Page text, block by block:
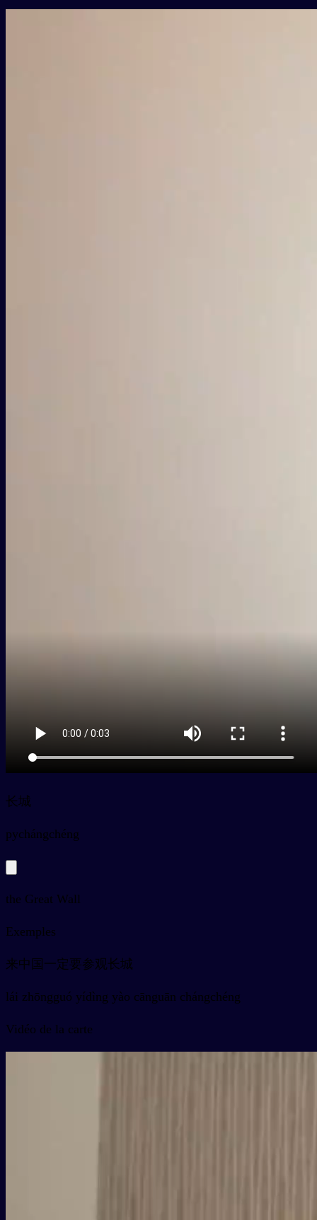
长城
pychángchéng
the Great Wall
Exemples
来中国一定要参观长城
lái zhōngguó yídìng yào cānguān chángchéng
Vidéo de la carte